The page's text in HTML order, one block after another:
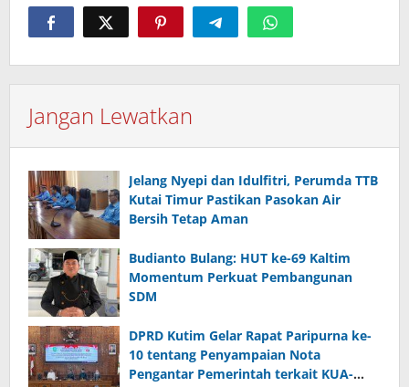
Jangan Lewatkan
Jelang Nyepi dan Idulfitri, Perumda TTB
Kutai Timur Pastikan Pasokan Air
Bersih Tetap Aman
Budianto Bulang: HUT ke-69 Kaltim
Momentum Perkuat Pembangunan
SDM
DPRD Kutim Gelar Rapat Paripurna ke-
10 tentang Penyampaian Nota
Pengantar Pemerintah terkait KUA-